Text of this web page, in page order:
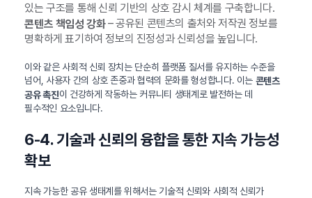
있는 구조를 통해 신뢰 기반의 상호 감시 체계를 구축합니다.
콘텐츠 책임성 강화– 공유된 콘텐츠의 출처와 저작권 정보를
명확하게 표기하여 정보의 진정성과 신뢰성을 높입니다.
이와 같은 사회적 신뢰 장치는 단순히 플랫폼 질서를 유지하는 수준을
넘어, 사용자 간의 상호 존중과 협력의 문화를 형성합니다. 이는 콘텐츠
공유 촉진이 건강하게 작동하는 커뮤니티 생태계로 발전하는 데
필수적인 요소입니다.
6-4. 기술과 신뢰의 융합을 통한 지속 가능성
확보
지속 가능한 공유 생태계를 위해서는 기술적 신뢰와 사회적 신뢰가